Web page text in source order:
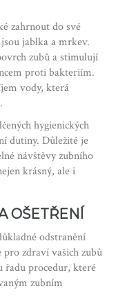
zahrnout do své
jablka a mrkev.
zubů a stimulují
proti bakteriím.
vody, která
hygienických
dutiny. Důležité je
návštěvy zubního
krásný, ale i
OŠETŘENÍ
odstranění
pro zdraví vašich zubů
řadu procedur, které
zubním